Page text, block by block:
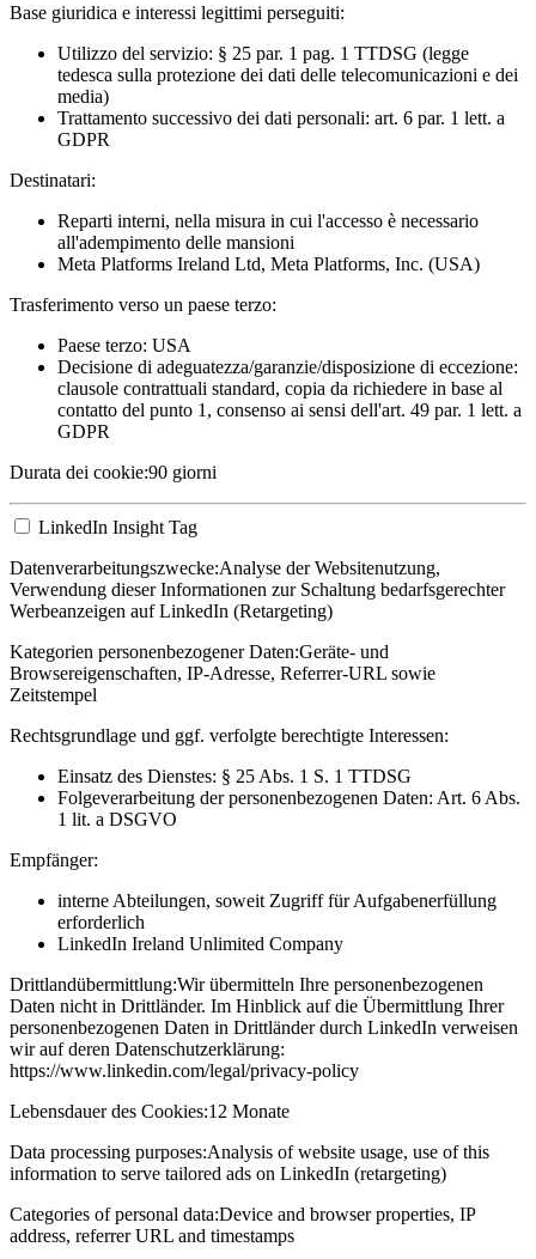
Base giuridica e interessi legittimi perseguiti:
Utilizzo del servizio: § 25 par. 1 pag. 1 TTDSG (legge
tedesca sulla protezione dei dati delle telecomunicazioni e dei
media)
Trattamento successivo dei dati personali: art. 6 par. 1 lett. a
GDPR
Destinatari:
Reparti interni, nella misura in cui l'accesso è necessario
all'adempimento delle mansioni
Meta Platforms Ireland Ltd, Meta Platforms, Inc. (USA)
Trasferimento verso un paese terzo:
Paese terzo: USA
Decisione di adeguatezza/garanzie/disposizione di eccezione:
clausole contrattuali standard, copia da richiedere in base al
contatto del punto 1, consenso ai sensi dell'art. 49 par. 1 lett. a
GDPR
Durata dei cookie:90 giorni
LinkedIn Insight Tag
Datenverarbeitungszwecke:Analyse der Websitenutzung,
Verwendung dieser Informationen zur Schaltung bedarfsgerechter
Werbeanzeigen auf LinkedIn (Retargeting)
Kategorien personenbezogener Daten:Geräte- und
Browsereigenschaften, IP-Adresse, Referrer-URL sowie
Zeitstempel
Rechtsgrundlage und ggf. verfolgte berechtigte Interessen:
Einsatz des Dienstes: § 25 Abs. 1 S. 1 TTDSG
Folgeverarbeitung der personenbezogenen Daten: Art. 6 Abs.
1 lit. a DSGVO
Empfänger:
interne Abteilungen, soweit Zugriff für Aufgabenerfüllung
erforderlich
LinkedIn Ireland Unlimited Company
Drittlandübermittlung:Wir übermitteln Ihre personenbezogenen
Daten nicht in Drittländer. Im Hinblick auf die Übermittlung Ihrer
personenbezogenen Daten in Drittländer durch LinkedIn verweisen
wir auf deren Datenschutzerklärung:
https://www.linkedin.com/legal/privacy-policy
Lebensdauer des Cookies:12 Monate
Data processing purposes:Analysis of website usage, use of this
information to serve tailored ads on LinkedIn (retargeting)
Categories of personal data:Device and browser properties, IP
address, referrer URL and timestamps